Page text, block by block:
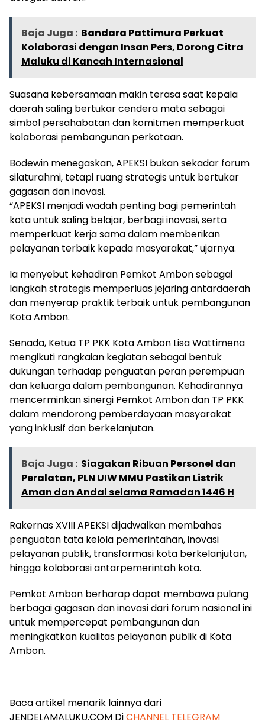
Baja Juga : Bandara Pattimura Perkuat
Kolaborasi dengan Insan Pers, Dorong Citra
Maluku di Kancah Internasional
Suasana kebersamaan makin terasa saat kepala
daerah saling bertukar cendera mata sebagai
simbol persahabatan dan komitmen memperkuat
kolaborasi pembangunan perkotaan.
Bodewin menegaskan, APEKSI bukan sekadar forum
silaturahmi, tetapi ruang strategis untuk bertukar
gagasan dan inovasi.
“APEKSI menjadi wadah penting bagi pemerintah
kota untuk saling belajar, berbagi inovasi, serta
memperkuat kerja sama dalam memberikan
pelayanan terbaik kepada masyarakat,” ujarnya.
Ia menyebut kehadiran Pemkot Ambon sebagai
langkah strategis memperluas jejaring antardaerah
dan menyerap praktik terbaik untuk pembangunan
Kota Ambon.
Senada, Ketua TP PKK Kota Ambon Lisa Wattimena
mengikuti rangkaian kegiatan sebagai bentuk
dukungan terhadap penguatan peran perempuan
dan keluarga dalam pembangunan. Kehadirannya
mencerminkan sinergi Pemkot Ambon dan TP PKK
dalam mendorong pemberdayaan masyarakat
yang inklusif dan berkelanjutan.
Baja Juga : Siagakan Ribuan Personel dan
Peralatan, PLN UIW MMU Pastikan Listrik
Aman dan Andal selama Ramadan 1446 H
Rakernas XVIII APEKSI dijadwalkan membahas
penguatan tata kelola pemerintahan, inovasi
pelayanan publik, transformasi kota berkelanjutan,
hingga kolaborasi antarpemerintah kota.
Pemkot Ambon berharap dapat membawa pulang
berbagai gagasan dan inovasi dari forum nasional ini
untuk mempercepat pembangunan dan
meningkatkan kualitas pelayanan publik di Kota
Ambon.
Baca artikel menarik lainnya dari
JENDELAMALUKU.COM DiCHANNEL TELEGRAM